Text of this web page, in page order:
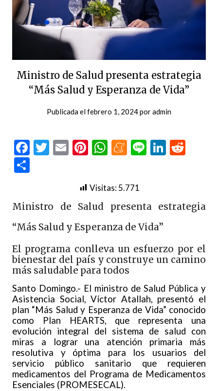
Ministro de Salud presenta estrategia
“Más Salud y Esperanza de Vida”
Publicada elfebrero 1, 2024poradmin
Facebook
Twitter
EmailPinterest
WhatsApp
Meneame
Line
Visitas:5.771
Ministro de Salud presenta estrategia
“Más Salud y Esperanza de Vida”
El programa conlleva un esfuerzo por el
bienestar del país y construye un camino
más saludable para todos
Santo Domingo.- El ministro de Salud Pública y
Asistencia Social, Víctor Atallah, presentó el
plan “Más Salud y Esperanza de Vida” conocido
como Plan HEARTS, que representa una
evolución integral del sistema de salud con
miras a lograr una atención primaria más
resolutiva y óptima para los usuarios del
servicio público sanitario que requieren
medicamentos del Programa de Medicamentos
Esenciales (PROMESECAL).